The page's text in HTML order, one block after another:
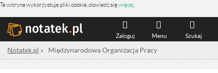
Ta witryna wykorzystuje pliki cookie, dowiedz sięwięcej
Szukaj
Menu
Zaloguj
Notatek.pl » Międzynarodowa Organizacja Pracy